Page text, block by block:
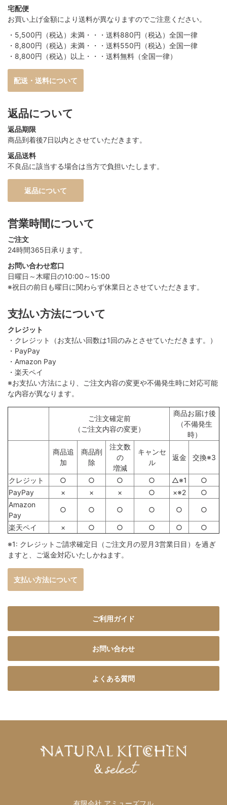
宅配便
お買い上げ金額により送料が異なりますのでご注意ください。
・5,500円（税込）未満・・・送料880円（税込）全国一律
・8,800円（税込）未満・・・送料550円（税込）全国一律
・8,800円（税込）以上・・・送料無料（全国一律）
配送・送料について
返品について
返品期限
商品到着後7日以内とさせていただきます。
返品送料
不良品に該当する場合は当方で負担いたします。
返品について
営業時間について
ご注文
24時間365日承ります。
お問い合わせ窓口
日曜日～木曜日の10:00～15:00
※祝日の前日も曜日に関わらず休業日とさせていただきます。
支払い方法について
クレジット
・クレジット（お支払い回数は1回のみとさせていただきます。）
・PayPay
・Amazon Pay
・楽天ペイ
※お支払い方法により、ご注文内容の変更や不備発生時に対応可能
な内容が異なります。
ご注文確定前
（ご注文内容の変更）
商品お届け後
（不備発生
時）
商品追
加
商品削
除
注文数
の
増減
キャンセ
ル
返金 交換※3
クレジット ○ ○ ○ ○ △※1
○
PayPay
× × × ○ ×※2
○
Amazon
Pay
○ ○ ○ ○ ○ ○
楽天ペイ × ○ ○ ○ ○
○
※1: クレジットご請求確定日（ご注文月の翌月3営業日目）を過ぎ
ますと、ご返金対応いたしかねます。
支払い方法について
ご利用ガイド
お問い合わせ
よくある質問
有限会社 アミューズフル